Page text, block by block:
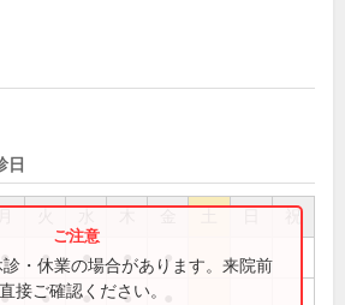
日
祝
● ● ● ● ●
● ● ● ●
・休業の場合があります。来院前
接ご確認ください。